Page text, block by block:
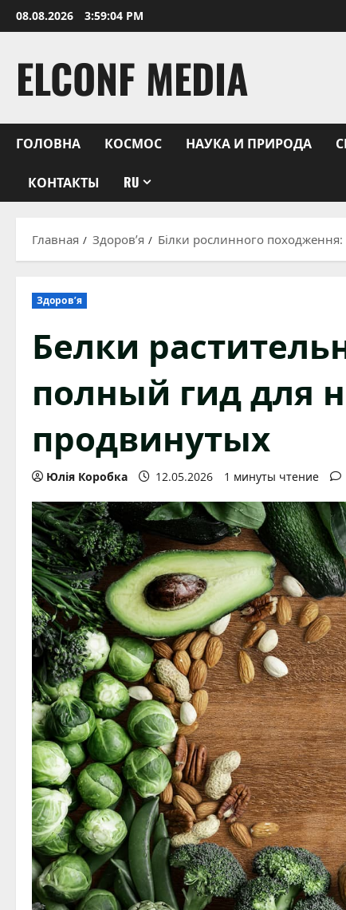
Перейти
к
08.08.2026 3:59:05 PM
ELCONF MEDIA
ГОЛОВНА КОСМОС НАУКА И ПРИРОДА
КОНТАКТЫ RU
Главная Здоров’я Білки рослинного походження:
Здоров’я
Белки
полный гид для
продвинутых
Юлія Коробка 12.05.2026 1 минуты чтение